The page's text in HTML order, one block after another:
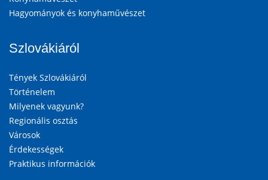
Hagyományok és konyhaművészet
Szlovákiáról
Tények Szlovákiáról
Történelem
Milyenek vagyunk?
Regionális osztás
Városok
Érdekességek
Praktikus információk